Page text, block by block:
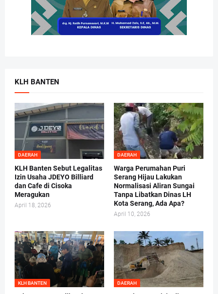
KLH BANTEN
DAERAH
KLH Banten Sebut Legalitas
Izin Usaha JDEYO Billiard
dan Cafe di Cisoka
Meragukan
April 18, 2026
DAERAH
Warga Perumahan Puri
Serang Hijau Lakukan
Normalisasi Aliran Sungai
Tanpa Libatkan Dinas LH
Kota Serang, Ada Apa?
April 10, 2026
KLH BANTEN DAERAH